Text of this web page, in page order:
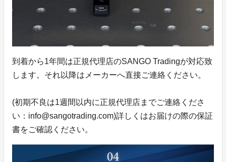
到着から1年間は正規代理店のSANGO Tradingが対応致
します。それ以降はメーカーへ直接ご連絡ください。
(初期不良は1週間以内に正規代理店までご連絡くださ
い：info@sangotrading.com)詳しくはお届けの際の保証
書をご確認ください。